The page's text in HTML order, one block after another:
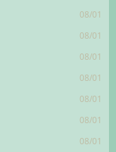
08/01
08/01
08/01
08/01
08/01
08/01
08/01